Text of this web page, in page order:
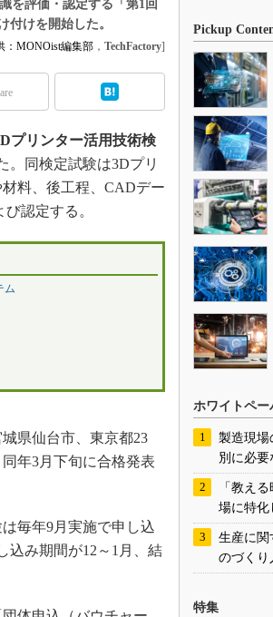
を評価・認定する「第1回
付けを開始した。
：MONOist編集部 ， TechFactory]
プリンター活用技術検
。同検定試験は3Dプリ
料、後工程、CADデー
認定する。
ム
県仙台市、東京都23
年3月下旬に合格発表
毎年9月実施で申し込
込み期間が12～1月、結
Pickup
ホワイトペ
製造現場
別に必要
「教え
場に特化
生産に
のづくり
特集